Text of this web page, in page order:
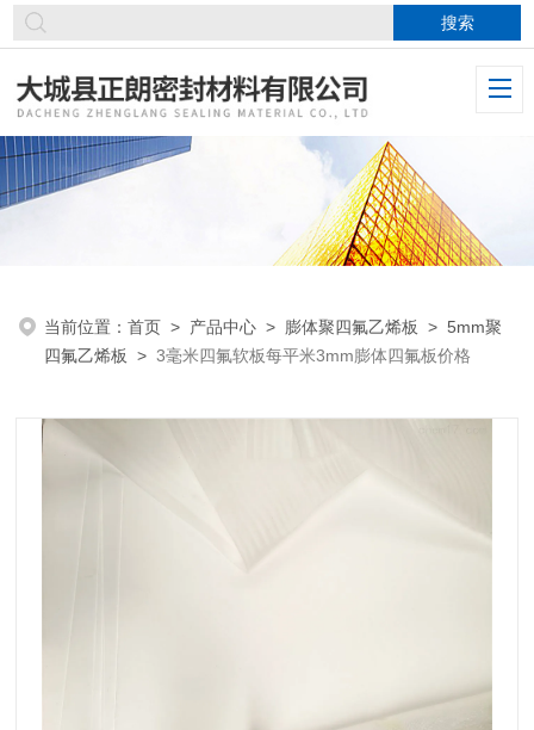
当前位置：首页 > 产品中心 > 膨体聚四氟乙烯板 >5mm聚
四氟乙烯板
>3毫米四氟软板每平米3mm膨体四氟板价格